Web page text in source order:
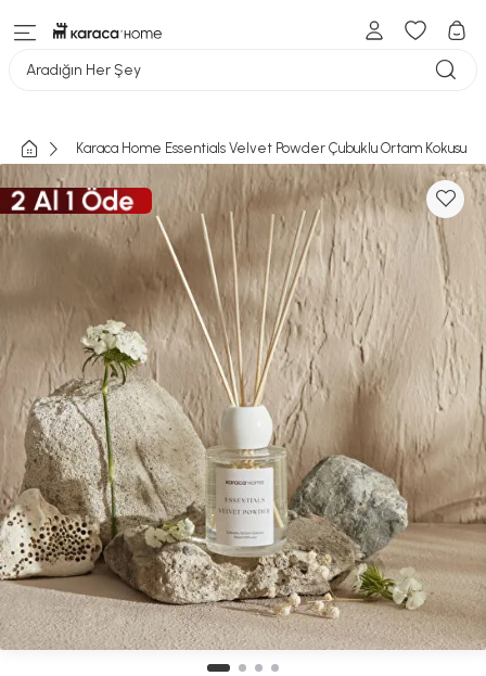
Aradığın Her Şey
Karaca Home Essentials Velvet Powder Çubuklu Ortam Kokusu